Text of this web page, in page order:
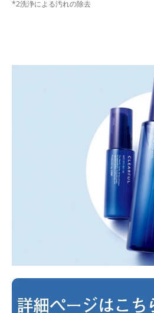
*2洗浄による汚れの除去